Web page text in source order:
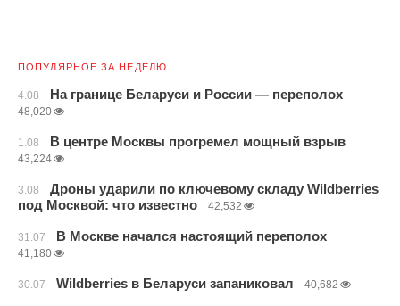
ПОПУЛЯРНОЕ ЗА НЕДЕЛЮ
4.08 На границе Беларуси и России — переполох
48,020
1.08 В центре Москвы прогремел мощный взрыв
43,224
3.08
Дроны ударили по ключевому складу Wildberries
под Москвой: что известно
42,532
31.07 В Москве начался настоящий переполох
41,180
30.07 Wildberries в Беларуси запаниковал 40,682